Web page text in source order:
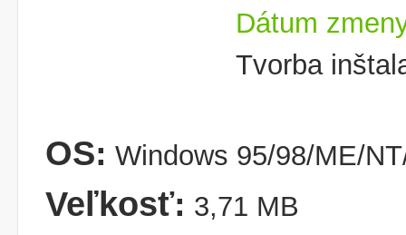
Dátum
Tvorba
OS: Windows 95/98/ME/
Veľkosť: 3,71 MB